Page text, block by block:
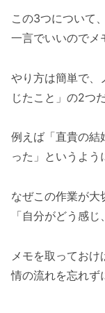
この3つについて
一言でいいのでメ
やり方は簡単で、
じたこと」の2つ
例えば「直貴の
った」というよう
なぜこの作業が大
「自分がどう感
メモを取ってお
情の流れを忘れず